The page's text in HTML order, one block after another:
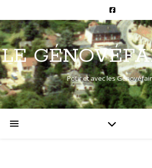
LE
Pour et avec les